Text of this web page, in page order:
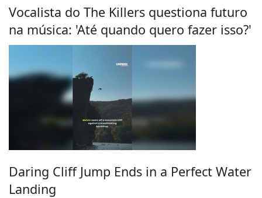
Vocalista do The Killers questiona futuro
na música: 'Até quando quero fazer isso?'
Daring Cliff Jump Ends in a Perfect Water
Landing